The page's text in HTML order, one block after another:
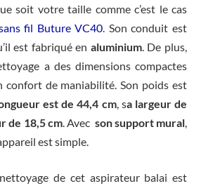
soit votre taille comme c’est le cas
fil Buture VC40 . Son conduit est
est fabriqué en aluminium. De plus,
a des dimensions compactes
confort de maniabilité. Son poids est
est de 44,4 cm, sa largeur de
de 18,5 cm. Avec son support mural
est simple.
de cet aspirateur balai est